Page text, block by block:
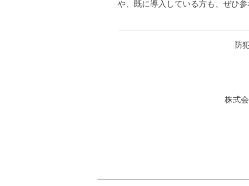
や、既に導入している方も、ぜひ
防
株式